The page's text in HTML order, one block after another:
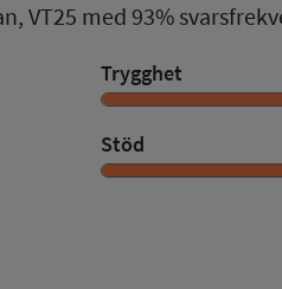
VT25 med 93%
Trygghet
Stöd